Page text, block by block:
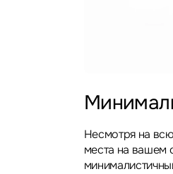
Несмотря на
места на вашем